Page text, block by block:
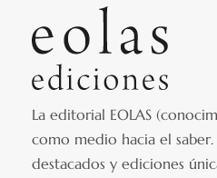
La editorial EOLAS
como medio hacia el
destacados y ediciones